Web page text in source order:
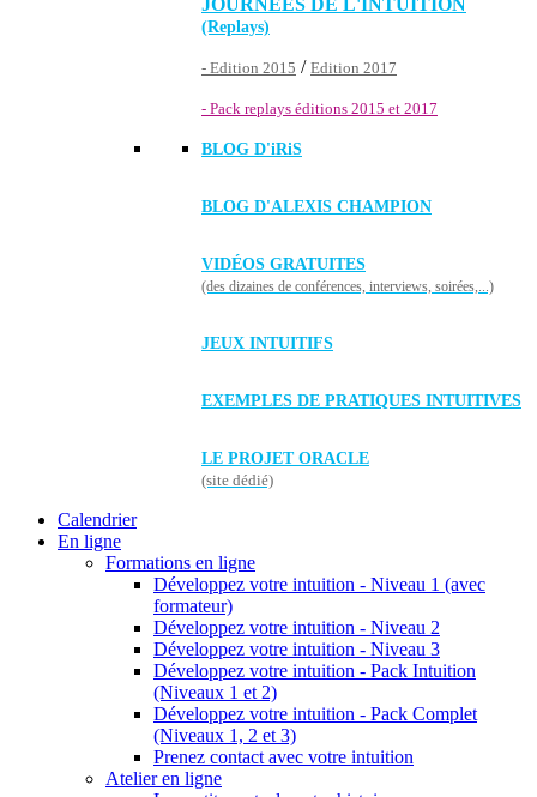
JOURNÉES DE L'INTUITION
(Replays)
- Edition 2015 / Edition 2017
- Pack replays éditions 2015 et 2017
BLOG D'iRiS
BLOG D'ALEXIS CHAMPION
VIDÉOS GRATUITES
(des dizaines de conférences, interviews, soirées,...)
JEUX INTUITIFS
EXEMPLES DE PRATIQUES INTUITIVES
LE PROJET ORACLE
(site dédié)
Calendrier
En ligne
Formations en ligne
Développez votre intuition - Niveau 1 (avec
formateur)
Développez votre intuition - Niveau 2
Développez votre intuition - Niveau 3
Développez votre intuition - Pack Intuition
(Niveaux 1 et 2)
Développez votre intuition - Pack Complet
(Niveaux 1, 2 et 3)
Prenez contact avec votre intuition
Atelier en ligne